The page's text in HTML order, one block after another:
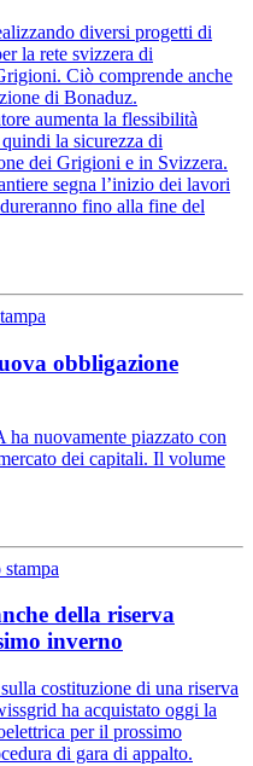
diversi progetti di
la rete svizzera di
Ciò comprende anche
di Bonaduz.
aumenta la flessibilità
la sicurezza di
dei Grigioni e in Svizzera.
segna l’inizio dei lavori
fino alla fine del
obbligazione
nuovamente piazzato con
dei capitali. Il volume
della riserva
inverno
costituzione di una riserva
ha acquistato oggi la
per il prossimo
di gara di appalto.